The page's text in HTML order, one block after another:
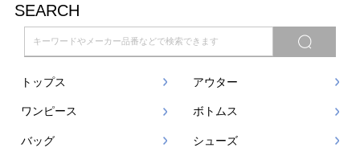
SEARCH
トップス アウター
ワンピース ボトムス
バッグ シューズ